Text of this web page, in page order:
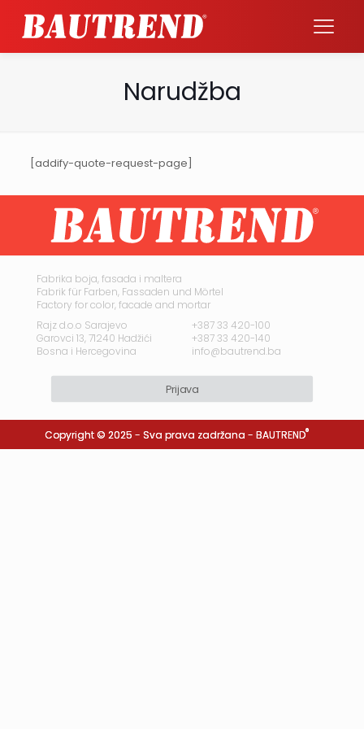
Narudžba
[addify-quote-request-page]
Fabrika boja, fasada i maltera
Fabrik für Farben, Fassaden und Mörtel
Factory for color, facade and mortar
Rajz d.o.o Sarajevo
Garovci 13, 71240 Hadžići
Bosna i Hercegovina
+387 33 420-100
+387 33 420-140
info@bautrend.ba
Prijava
Copyright © 2025 - Sva prava zadržana - BAUTREND®